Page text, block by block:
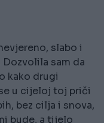
slabo i
sam da
kako drugi
u cijeloj toj priči
bez cilja i snova,
bude, a tijelo